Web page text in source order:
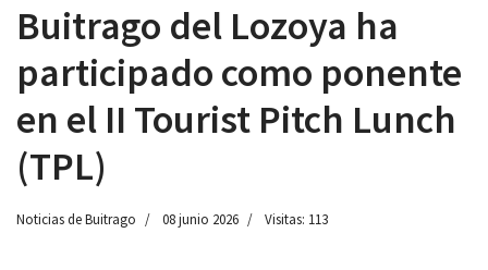
Buitrago del Lozoya ha
participado como ponente
en el II Tourist Pitch Lunch
(TPL)
Noticias de Buitrago 08 junio 2026 Visitas: 113